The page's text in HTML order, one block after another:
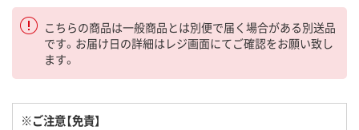
こちらの商品は一般商品とは別便で届く場合がある別送品
です。お届け日の詳細はレジ画面にてご確認をお願い致し
ます。
※ご注意【免責】